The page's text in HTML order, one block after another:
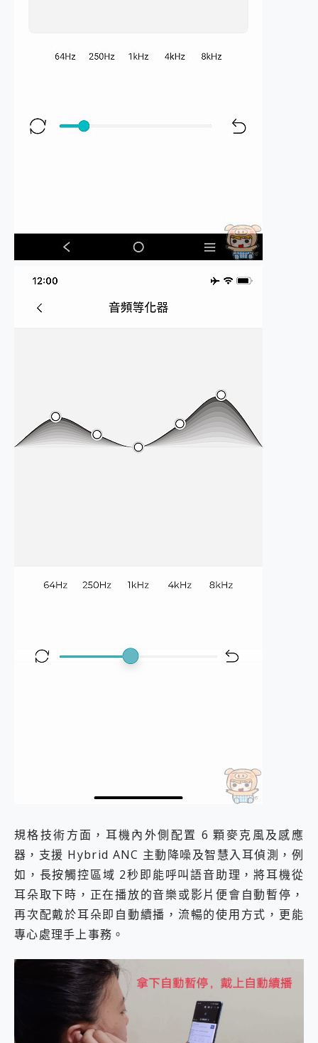
規格技術方面，耳機內外側配置 6 顆麥克風及感應
器，支援 Hybrid ANC 主動降噪及智慧入耳偵測，例
如，長按觸控區域 2秒即能呼叫語音助理，將耳機從
耳朵取下時，正在播放的音樂或影片便會自動暫停，
再次配戴於耳朵即自動續播，流暢的使用方式，更能
專心處理手上事務。